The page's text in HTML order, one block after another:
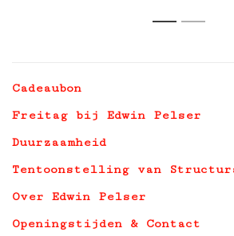
1 2
Cadeaubon
Freitag bij Edwin Pelser
Duurzaamheid
Tentoonstelling van
Over Edwin Pelser
Openingstijden & Contact